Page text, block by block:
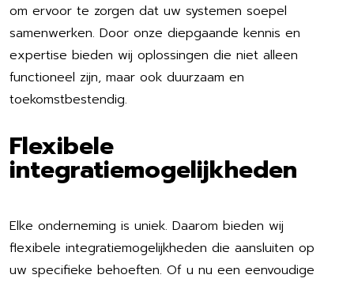
om ervoor te zorgen dat uw systemen soepel
samenwerken. Door onze diepgaande kennis en
expertise bieden wij oplossingen die niet alleen
functioneel zijn, maar ook duurzaam en
toekomstbestendig.
Flexibele
integratiemogelijkheden
Elke onderneming is uniek. Daarom bieden wij
flexibele integratiemogelijkheden die aansluiten op
uw specifieke behoeften. Of u nu een eenvoudige